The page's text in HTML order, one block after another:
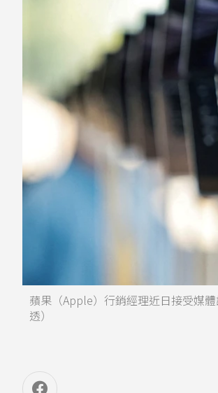
蘋果（Apple）行銷經理近日接受媒
透）